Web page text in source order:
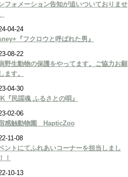
フォメーション告知が追いついておりませ
04-24
『フクロウと呼ばれた男』
08-22
野生動物の保護をやってます。ご協力お願
ます。
04-30
『民謡魂 ふるさとの唄』
02-06
感触動物園 HapticZoo
11-08
ントにてふれあいコーナーを担当しまし
！
10-13